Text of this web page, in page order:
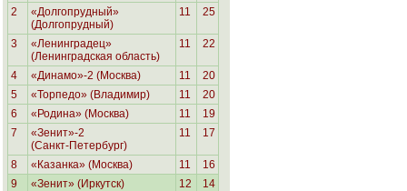
2
«Долгопрудный»
(Долгопрудный)
11 25
3
«Ленинградец»
(Ленинградская область)
11 22
4 «Динамо»-2 (Москва) 11
20
5
«Торпедо» (Владимир) 11
20
6
«Родина» (Москва) 11
19
7
«Зенит»-2
(Санкт-Петербург)
11 17
8 «Казанка» (Москва) 11
16
9
«Зенит» (Иркутск) 12
14